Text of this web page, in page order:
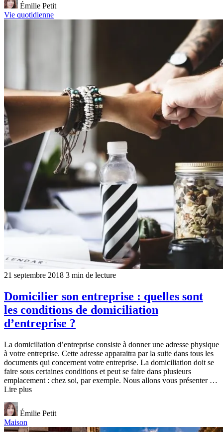
Émilie Petit
Vie quotidienne
21 septembre 2018 3 min de lecture
Domicilier son entreprise : quelles sont
les conditions de domiciliation
d’entreprise ?
La domiciliation d’entreprise consiste à donner une adresse physique
à votre entreprise. Cette adresse apparaitra par la suite dans tous les
documents qui concernent votre entreprise. La domiciliation doit se
faire sous certaines conditions et peut se faire dans plusieurs
emplacement : chez soi, par exemple. Nous allons vous présenter …
Lire plus
Émilie Petit
Maison